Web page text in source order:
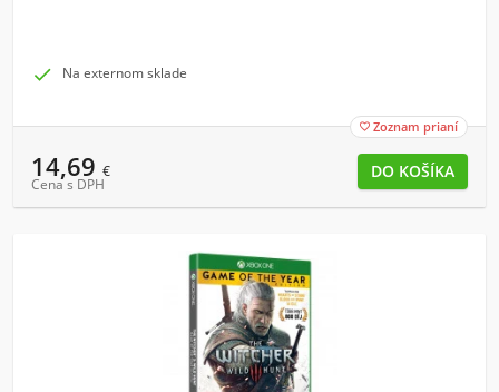
 Na externom sklade
 Zoznam prianí
14,69 €
Cena s DPH